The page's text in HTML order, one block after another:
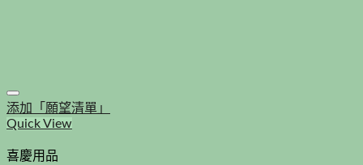
添加「願望清單」
Quick View
喜慶用品